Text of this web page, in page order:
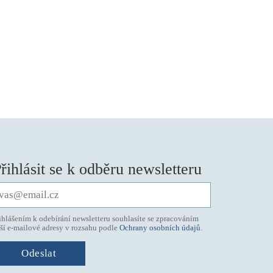
se k odběru newsletteru
k odebírání newsletteru souhlasíte se zpracováním
e-mailové adresy v rozsahu podleOchrany osobních údajů.